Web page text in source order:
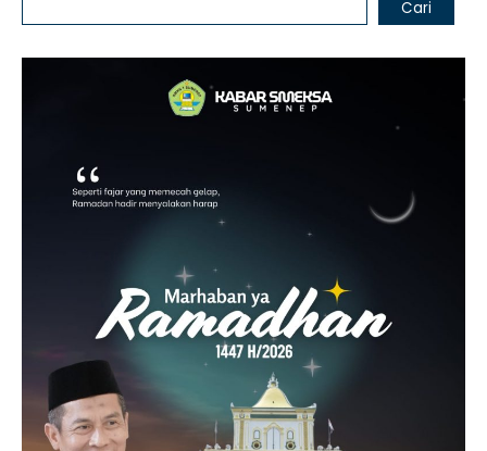
Cari